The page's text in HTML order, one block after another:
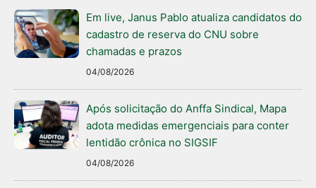
Em live, Janus Pablo atualiza candidatos do
cadastro de reserva do CNU sobre
chamadas e prazos
04/08/2026
Após solicitação do Anffa Sindical, Mapa
adota medidas emergenciais para conter
lentidão crônica no SIGSIF
04/08/2026